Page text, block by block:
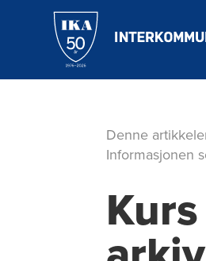
hovedinnholdet
Denne
Informasjonen